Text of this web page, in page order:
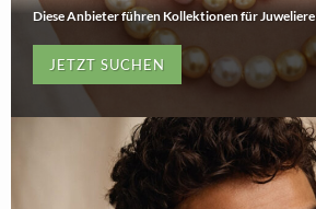
Diese Anbieter führen Kollektionen für Juweliere
JETZT SUCHEN